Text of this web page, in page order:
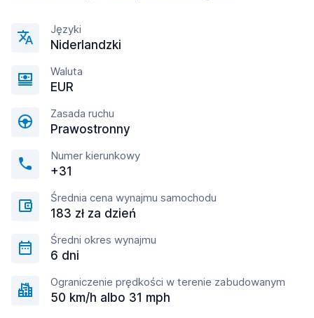
Języki
Niderlandzki
Waluta
EUR
Zasada ruchu
Prawostronny
Numer kierunkowy
+31
Średnia cena wynajmu samochodu
183 zł za dzień
Średni okres wynajmu
6 dni
Ograniczenie prędkości w terenie zabudowanym
50 km/h albo 31 mph